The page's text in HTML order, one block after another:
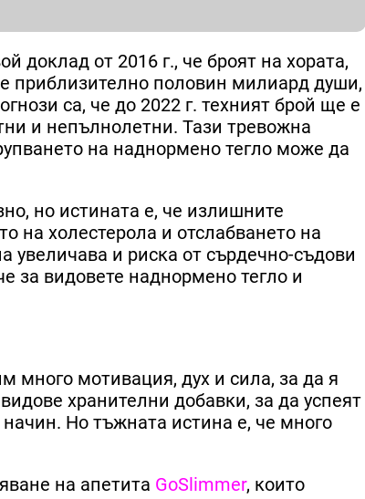
доклад от 2016 г., че броят на хората,
приблизително половин милиард души,
са, че до 2022 г. техният брой ще е
и непълнолетни. Тази тревожна
на наднормено тегло може да
но истината е, че излишните
на холестерола и отслабването на
увеличава и риска от сърдечно-съдови
за видовете наднормено тегло и
много мотивация, дух и сила, за да я
хранителни добавки, за да успеят
Но тъжната истина е, че много
на апетита GoSlimmer, които